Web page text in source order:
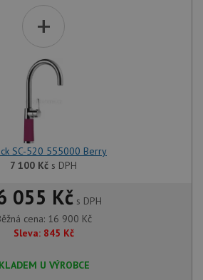
+
SC-520 555000 Berry
7 100 Kč s DPH
055 Kč s DPH
cena: 16 900 Kč
Sleva: 845 Kč
U VÝROBCE